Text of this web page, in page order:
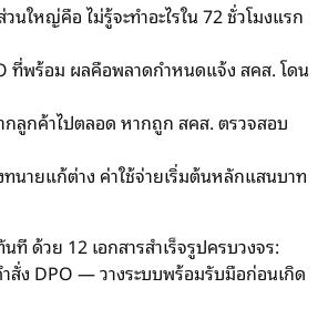
ใหญ่คือ ไม่รู้จะทำอะไรใน 72 ชั่วโมงแรก
ที่พร้อม ผลคือพลาดกำหนดแจ้ง สคส. โดน
กลูกค้าไปตลอด หากถูก สคส. ตรวจสอบ
นายแก้ต่าง ค่าใช้จ่ายเริ่มต้นหลักแสนบาท
ด้วย 12 เอกสารสำเร็จรูปครบวงจร:
สั่ง DPO — วางระบบพร้อมรับมือก่อนเกิด